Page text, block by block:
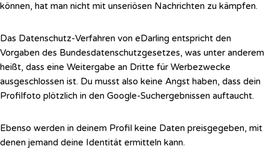
können, hat man nicht mit unseriösen Nachrichten zu kämpfen.
Das Datenschutz-Verfahren von eDarling entspricht den
Vorgaben des Bundesdatenschutzgesetzes, was unter anderem
heißt, dass eine Weitergabe an Dritte für Werbezwecke
ausgeschlossen ist. Du musst also keine Angst haben, dass dein
Profilfoto plötzlich in den Google-Suchergebnissen auftaucht.
Ebenso werden in deinem Profil keine Daten preisgegeben, mit
denen jemand deine Identität ermitteln kann.